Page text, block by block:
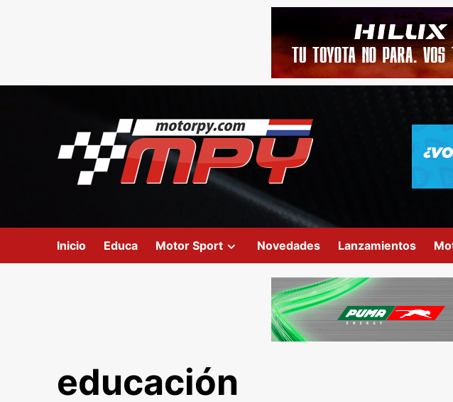
Inicio Educa Motor Sport Novedades Lanzamientos
educación